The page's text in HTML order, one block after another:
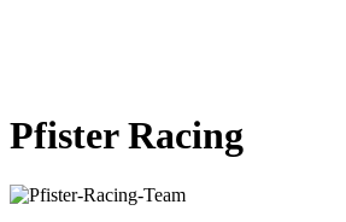
Pfister Racing